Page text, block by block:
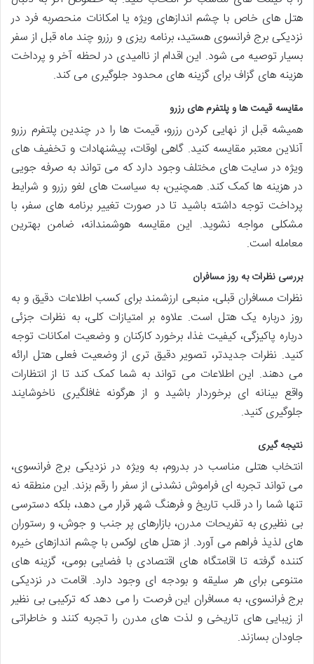
هتل های خاص با چشم اندازهای ویژه یا امکانات منحصربه فرد در
نزدیکی برج فرانسوی هستید، برنامه ریزی و رزرو چند ماه قبل از سفر
بسیار توصیه می شود. این اقدام از ناامیدی در لحظه آخر و پرداخت
هزینه های گزاف برای گزینه های محدود جلوگیری می کند.
مقایسه قیمت ها و پلتفرم های رزرو
همیشه قبل از نهایی کردن رزرو، قیمت ها را در چندین پلتفرم رزرو
آنلاین معتبر مقایسه کنید. گاهی اوقات، پیشنهادات و تخفیف های
ویژه در سایت های مختلف وجود دارد که می تواند به صرفه جویی
در هزینه ها کمک کند. همچنین، به سیاست های لغو رزرو و شرایط
پرداخت توجه داشته باشید تا در صورت تغییر برنامه های سفر، با
مشکلی مواجه نشوید. این مقایسه هوشمندانه، ضامن بهترین
معامله است.
بررسی نظرات به روز مسافران
نظرات مسافران قبلی، منبعی ارزشمند برای کسب اطلاعات دقیق و به
روز درباره یک هتل است. علاوه بر امتیازات کلی، به نظرات جزئی
درباره پاکیزگی، کیفیت غذا، برخورد کارکنان و وضعیت امکانات توجه
کنید. نظرات جدیدتر، تصویر دقیق تری از وضعیت فعلی هتل ارائه
می دهند. این اطلاعات می تواند به شما کمک کند تا از انتظارات
واقع بینانه ای برخوردار باشید و از هرگونه غافلگیری ناخوشایند
جلوگیری کنید.
نتیجه گیری
انتخاب هتلی مناسب در بدروم، به ویژه در نزدیکی برج فرانسوی،
می تواند تجربه ای فراموش نشدنی از سفر را رقم بزند. این منطقه نه
تنها شما را در قلب تاریخ و فرهنگ شهر قرار می دهد، بلکه دسترسی
بی نظیری به تفریحات مدرن، بازارهای پر جنب و جوش، و رستوران
های لذیذ فراهم می آورد. از هتل های لوکس با چشم اندازهای خیره
کننده گرفته تا اقامتگاه های اقتصادی با فضایی بومی، گزینه های
متنوعی برای هر سلیقه و بودجه ای وجود دارد. اقامت در نزدیکی
برج فرانسوی، به مسافران این فرصت را می دهد که ترکیبی بی نظیر
از زیبایی های تاریخی و لذت های مدرن را تجربه کنند و خاطراتی
جاودان بسازند.